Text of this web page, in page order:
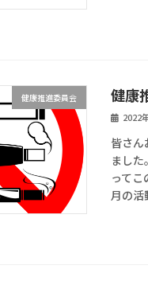
健康推進委員会 健康
2022
皆さん
まし
って
月の